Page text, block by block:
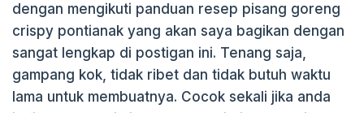
dengan mengikuti panduan resep pisang goreng
crispy pontianak yang akan saya bagikan dengan
sangat lengkap di postigan ini. Tenang saja,
gampang kok, tidak ribet dan tidak butuh waktu
lama untuk membuatnya. Cocok sekali jika anda